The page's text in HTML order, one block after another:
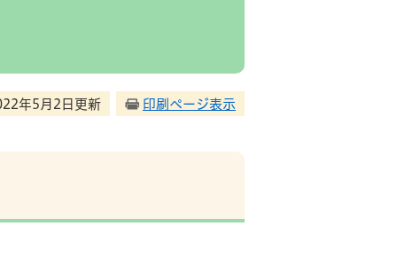
年5月2日更新 印刷ページ表示